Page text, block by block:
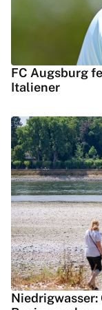
FC Augsburg
Italiener
Niedrigwasser: